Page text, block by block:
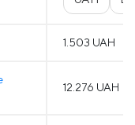
1.503 UAH
12.276 UAH